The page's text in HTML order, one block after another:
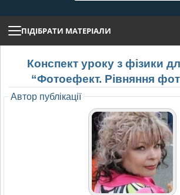
ПІДІБРАТИ МАТЕРІАЛИ
Конспект уроку з фізики
“Фотоефект. Рівняння
Автор публікації